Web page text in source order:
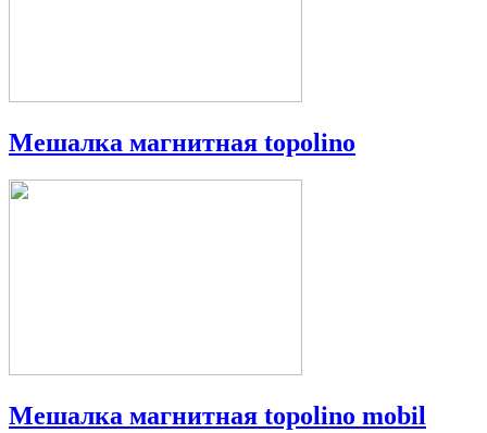
Мешалка магнитная topolino
Мешалка магнитная topolino mobil